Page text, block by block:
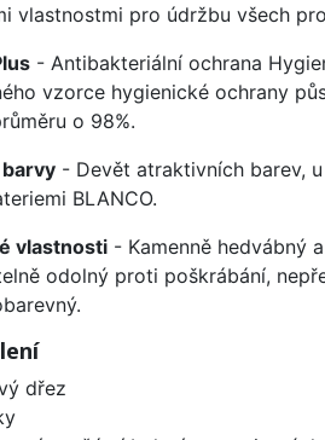
vlastnostmi pro údržbu všech
- Antibakteriální ochrana
vzorce hygienické ochrany
o 98%.
- Devět atraktivních barev,
BLANCO.
vlastnosti - Kamenně hedvábný
odolný proti poškrábání,
dřez